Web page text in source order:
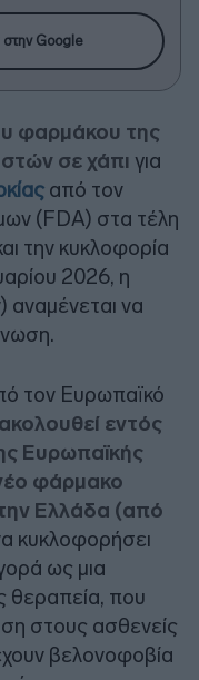
Google
φαρμάκου της
σε χάπι για
από τον
(FDA) στα τέλη
την κυκλοφορία
2026, η
αναμένεται να
τον Ευρωπαϊκό
ακολουθεί εντός
Ευρωπαϊκής
φάρμακο
Ελλάδα (από
κυκλοφορήσει
ως μια
θεραπεία, που
στους ασθενείς
βελονοφοβία